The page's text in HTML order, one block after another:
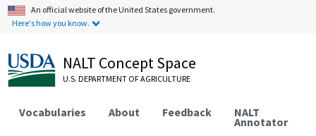
An official website of the United States government.
Here's how you know.
NALT Concept Space
U.S. DEPARTMENT OF AGRICULTURE
Vocabularies About Feedback NALT
Annotator